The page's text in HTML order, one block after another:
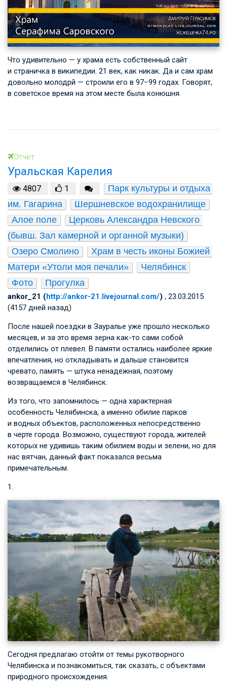
Что удивительно — у храма есть собственный сайт
и страничка в википедии. 21 век, как никак. Да и сам храм
довольно молодрй — строили его в 97−99 годах. Говорят,
в советское время на этом месте была конюшня.
Отчет
Уральская Карелия
4807 1
Парк культуры и отдыха
им. Гагарина
Шершневское водохранилище
Алое поле
Церковь Александра Невского
(бывш. Зал камерной и органной музыки)
Озеро Смолино
Храм в честь иконы Божией
Матери «Утоли моя печали»
Челябинск
Фото
Прогулка
ankor_21 (http://ankor-21.livejournal.com/) , 23.03.2015
(4157 дней назад)
После нашей поездки в Зауралье уже прошло несколько
месяцев, и за это время зерна как-то сами собой
отделились от плевел. В памяти остались наиболее яркие
впечатления, но откладывать и дальше становится
чревато, память — штука ненадежная, поэтому
возвращаемся в Челябинск.
Из того, что запомнилось — одна характерная
особенность Челябинска, а именно обилие парков
и водных объектов, расположенных непосредственно
в черте города. Возможно, существуют города, жителей
которых не удивишь таким обилием воды и зелени, но для
нас вятчан, данный факт показался весьма
примечательным.
1.
Сегодня предлагаю отойти от темы рукотворного
Челябинска и познакомиться, так сказать, с объектами
природного происхождения.